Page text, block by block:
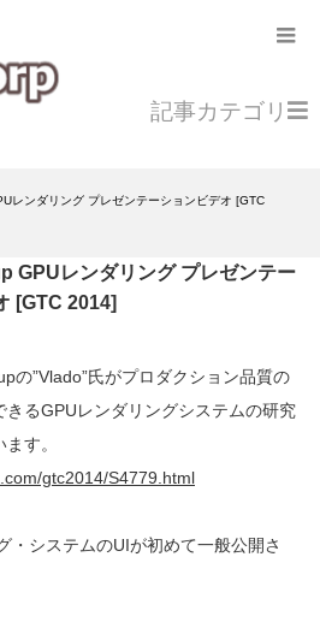
レンダリング プレゼンテーションビデオ [GTC
記事カテゴリ
GPUレンダリング プレゼンテー
[GTC 2014]
の”Vlado”氏がプロダクション品質の
るGPUレンダリングシステムの研究
す。
gtc2014/S4779.html
・システムのUIが初めて一般公開さ